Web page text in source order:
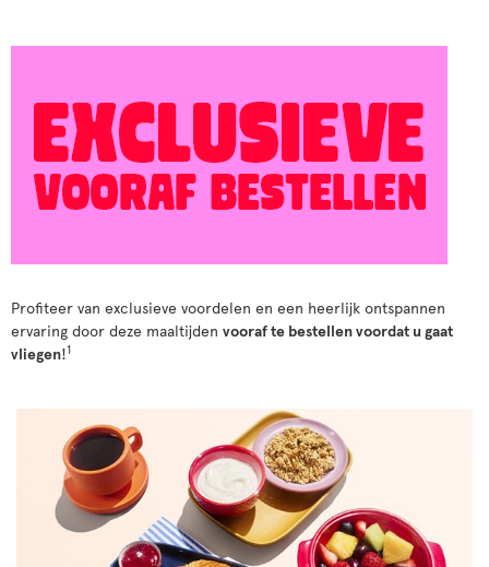
Profiteer van exclusieve voordelen en een heerlijk ontspannen
ervaring door deze maaltijden vooraf te bestellen voordat u gaat
vliegen!1